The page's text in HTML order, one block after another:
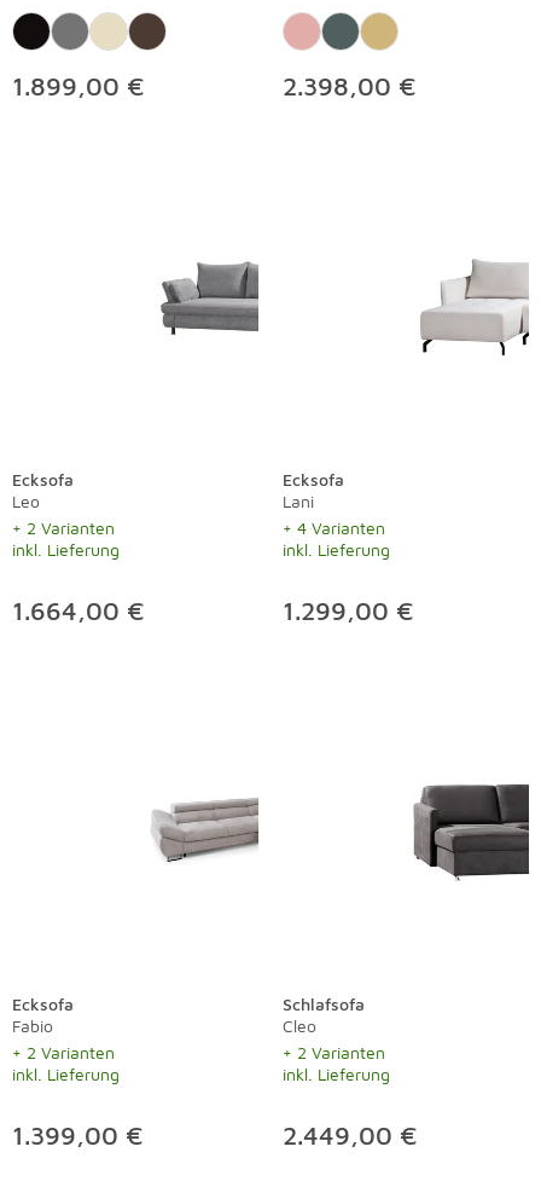
1.899,00 € 2.398,00 €
Ecksofa
Leo
+ 2 Varianten
inkl. Lieferung
1.664,00 €
Ecksofa
Lani
+ 4 Varianten
inkl. Lieferung
1.299,00 €
Ecksofa
Fabio
+ 2 Varianten
inkl. Lieferung
1.399,00 €
Schlafsofa
Cleo
+ 2 Varianten
inkl. Lieferung
2.449,00 €